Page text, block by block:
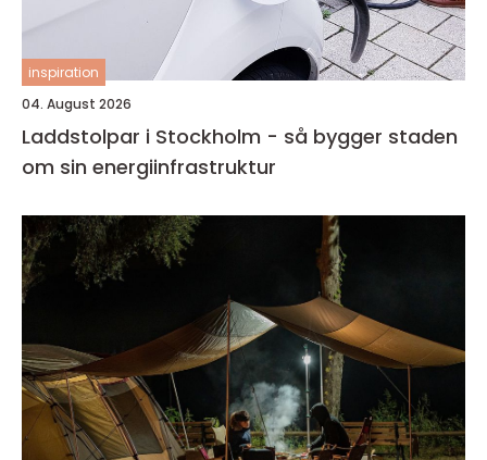
inspiration
04. August 2026
Laddstolpar i Stockholm - så bygger staden
om sin energiinfrastruktur